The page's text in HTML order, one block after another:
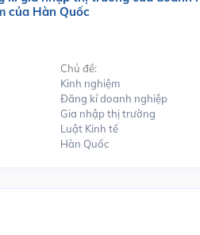
của Hàn Quốc
Chủ đề:
Kinh nghiệm
Đăng kí doanh nghiệp
Gia nhập thị trường
Luật Kinh tế
Hàn Quốc